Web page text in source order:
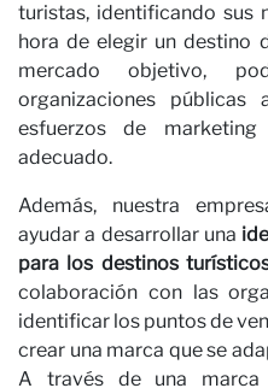
turistas, identificando sus
hora de elegir un destino
mercado objetivo,
organizaciones
esfuerzos de
adecuado.
Además, nuestra
ayudar a desarrollar una
para los destinos
colaboración con las
identificar los puntos de
crear una marca que se
A través de una marca